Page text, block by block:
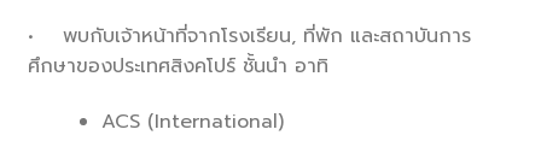
• พบกับเจ้าหน้าที่จากโรงเรียน, ที่พัก และสถาบันการ
ศึกษาของประเทศสิงคโปร์ ชั้นนำ อาทิ
ACS (International)